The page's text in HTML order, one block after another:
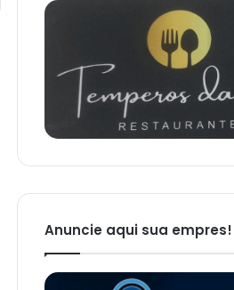
Anuncie aqui sua empres!